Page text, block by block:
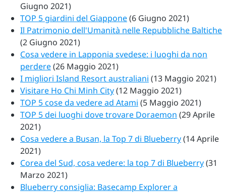
Giugno 2021)
TOP 5 giardini del Giappone(6 Giugno 2021)
Il Patrimonio dell'Umanità nelle Repubbliche Baltiche
(2 Giugno 2021)
Cosa vedere in Lapponia svedese: i luoghi da non
perdere(26 Maggio 2021)
I migliori Island Resort australiani (13 Maggio 2021)
Visitare Ho Chi Minh City(12 Maggio 2021)
TOP 5 cose da vedere ad Atami (5 Maggio 2021)
TOP 5 dei luoghi dove trovare Doraemon (29 Aprile
2021)
Cosa vedere a Busan, la Top 7 di Blueberry(14 Aprile
2021)
Corea del Sud, cosa vedere: la top 7 di Blueberry(31
Marzo 2021)
Blueberry consiglia: Basecamp Explorer a